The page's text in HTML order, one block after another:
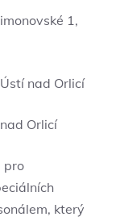
1,
nad Orlicí
Orlicí
pro
který